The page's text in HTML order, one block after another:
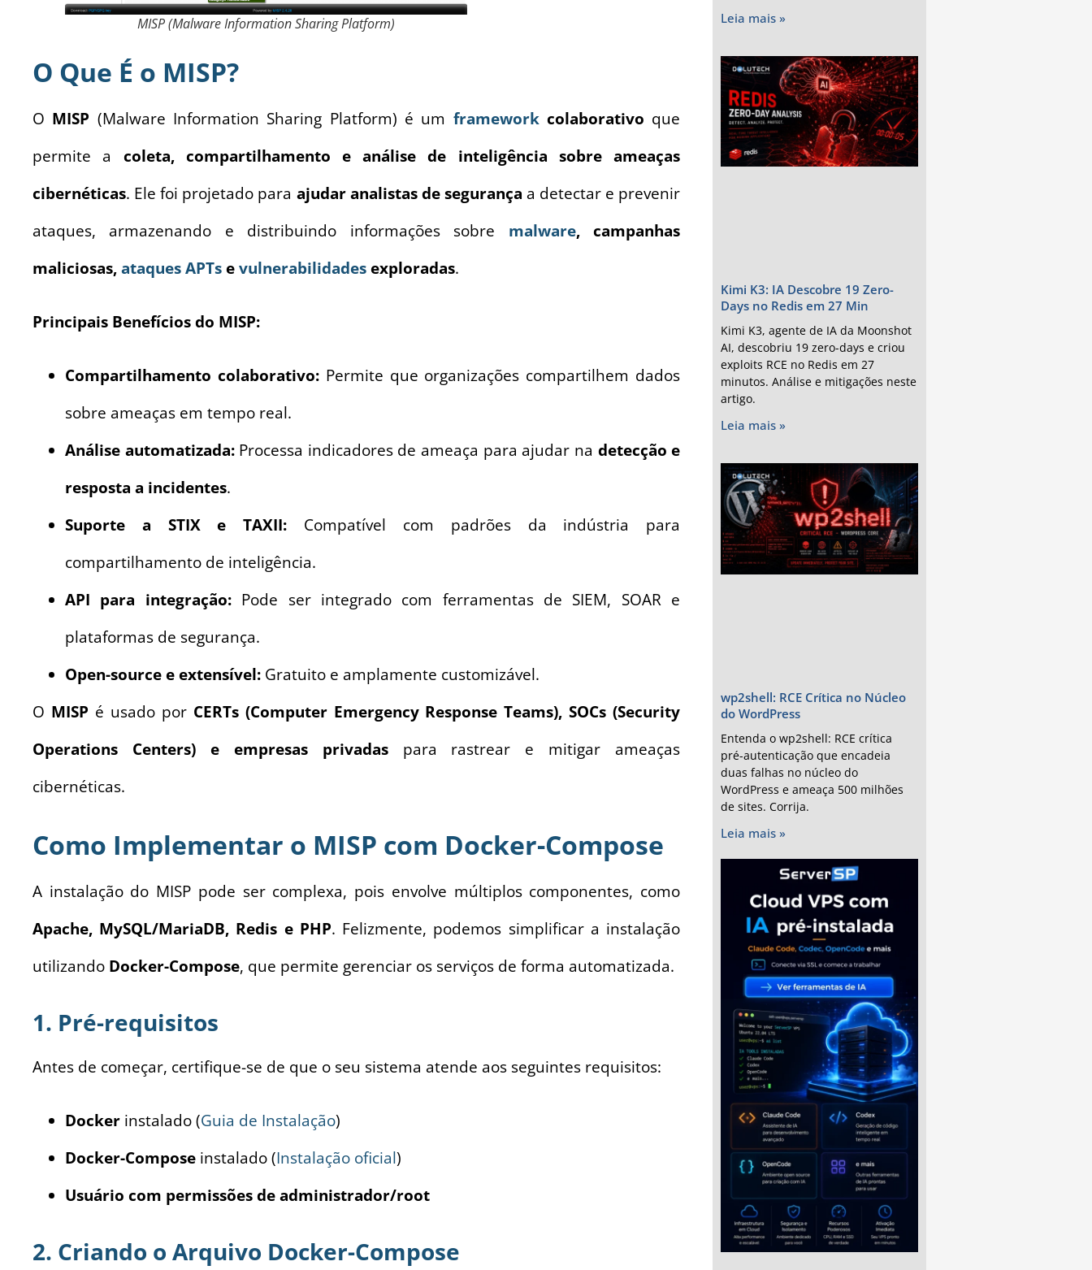
MISP (Malware Information Sharing Platform)
O Que É o MISP?
O MISP (Malware Information Sharing Platform) é um frameworkcolaborativo que
permite a coleta, compartilhamento e análise de inteligência sobre ameaças
cibernéticas. Ele foi projetado para ajudar analistas de segurança a detectar e prevenir
ataques, armazenando e distribuindo informações sobre malware, campanhas
maliciosas,ataques APTs evulnerabilidades exploradas.
Principais Benefícios do MISP:
Compartilhamento colaborativo:Permite que organizações compartilhem dados
sobre ameaças em tempo real.
Análise automatizada:Processa indicadores de ameaça para ajudar na detecção e
resposta a incidentes.
Suporte a STIX e TAXII: Compatível com padrões da indústria para
compartilhamento de inteligência.
API para integração:Pode ser integrado com ferramentas de SIEM, SOAR e
plataformas de segurança.
Open-source e extensível: Gratuito e amplamente customizável.
O MISP é usado por CERTs (Computer Emergency Response Teams), SOCs (Security
Operations Centers) e empresas privadaspara rastrear e mitigar ameaças
cibernéticas.
Como Implementar o MISP com Docker-Compose
A instalação do MISP pode ser complexa, pois envolve múltiplos componentes, como
Apache, MySQL/MariaDB, Redis e PHP. Felizmente, podemos simplificar a instalação
utilizando Docker-Compose, que permite gerenciar os serviços de forma automatizada.
1. Pré-requisitos
Antes de começar, certifique-se de que o seu sistema atende aos seguintes requisitos:
Docker instalado (Guia de Instalação)
Docker-Compose instalado (Instalação oficial)
Usuário com permissões de administrador/root
2. Criando o Arquivo Docker-Compose
Leia mais »
Kimi K3: IA Descobre 19 Zero-
Days no Redis em 27 Min
Kimi K3, agente de IA da Moonshot
AI, descobriu 19 zero-days e criou
exploits RCE no Redis em 27
minutos. Análise e mitigações neste
artigo.
Leia mais »
wp2shell: RCE Crítica no Núcleo
do WordPress
Entenda o wp2shell: RCE crítica
pré-autenticação que encadeia
duas falhas no núcleo do
WordPress e ameaça 500 milhões
de sites. Corrija.
Leia mais »